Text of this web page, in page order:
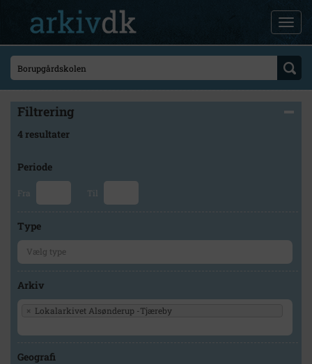
Filtrering
4 resultater
Periode
Fra Til
Type
Arkiv
× Lokalarkivet Alsønderup -Tjæreby
Geografi